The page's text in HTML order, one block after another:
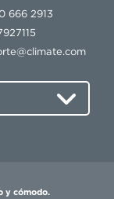
y cómodo.
666 2913